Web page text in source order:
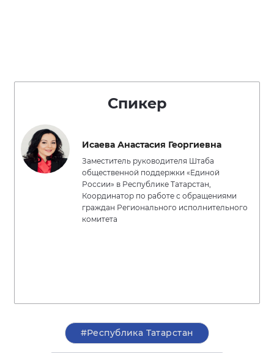
Спикер
Исаева Анастасия Георгиевна
Заместитель руководителя Штаба
общественной поддержки «Единой
России» в Республике Татарстан,
Координатор по работе с обращениями
граждан Регионального исполнительного
комитета
#Республика Татарстан